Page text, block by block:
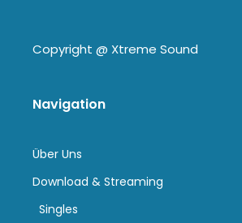
Copyright @ Xtreme Sound
Navigation
Über Uns
Download & Streaming
Singles